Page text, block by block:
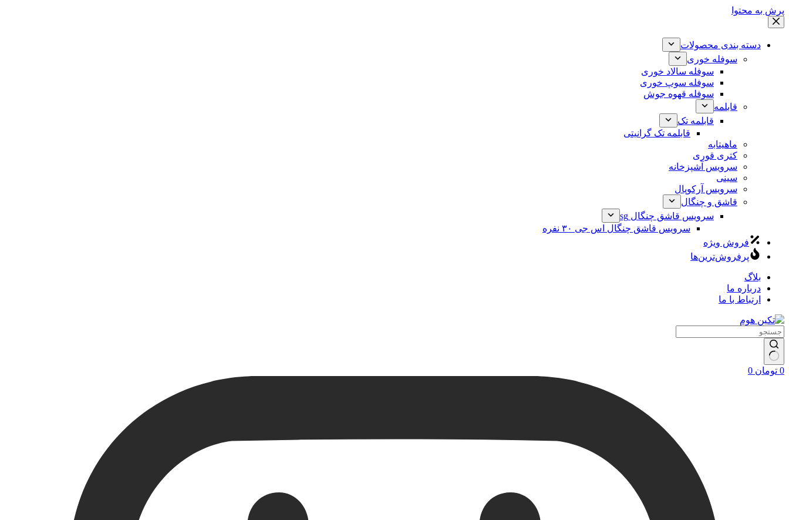
پرش به محتوا
دسته بندی محصولات
سوفله خوری
سوفله سالاد خوری
سوفله سوپ خوری
سوفله قهوه جوش
قابلمه
قابلمه تک
قابلمه تک گرانیتی
ماهیتابه
کتری قوری
سرویس آشپزخانه
سینی
سرویس آرکوپال
قاشق و چنگال
سرویس قاشق چنگال sg
سرویس قاشق چنگال اس جی ۳۰ نفره
فروش ویژه
پرفروش‌ترین‌ها
بلاگ
درباره ما
ارتباط با ما
سبد
0 تومان 0